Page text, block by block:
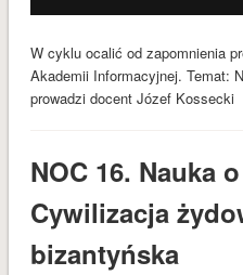
W cyklu ocalić od zapomnienia
Akademii Informacyjnej. Temat:
prowadzi docent Józef Kossecki
NOC 16. Nauka
Cywilizacja
bizantyńska